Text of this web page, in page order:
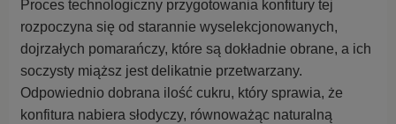
Proces technologiczny przygotowania konfitury tej
rozpoczyna się od starannie wyselekcjonowanych,
dojrzałych pomarańczy, które są dokładnie obrane, a ich
soczysty miąższ jest delikatnie przetwarzany.
Odpowiednio dobrana ilość cukru, który sprawia, że
konfitura nabiera słodyczy, równoważąc naturalną